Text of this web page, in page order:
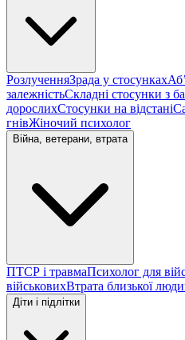
РозлученняЗрада у стосунках
залежністьСкладні стосунки з
дорослихСтосунки на відстані
гнівЖіночий психолог
Війна, ветерани, втрата
ПТСР і травмаПсихолог для
військовихВтрата близької
Діти і підлітки